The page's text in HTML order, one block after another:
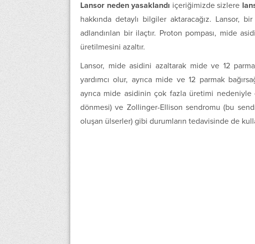
Lansor neden yasaklandı içeriğimizde sizlere
hakkında detaylı bilgiler aktaracağız. Lansor,
adlandırılan bir ilaçtır. Proton pompası, mide
üretilmesini azaltır.
Lansor, mide asidini azaltarak mide ve 12
yardımcı olur, ayrıca mide ve 12 parmak
ayrıca mide asidinin çok fazla üretimi
dönmesi) ve Zollinger-Ellison sendromu (bu
oluşan ülserler) gibi durumların tedavisinde de